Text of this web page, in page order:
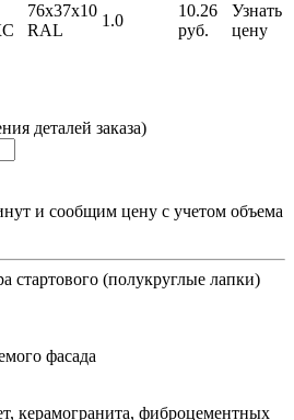
76х37х10
RAL
1.0
10.26
руб.
Узнать
цену
деталей заказа)
и сообщим цену с учетом объема
стартового (полукруглые лапки)
фасада
керамогранита, фиброцементных